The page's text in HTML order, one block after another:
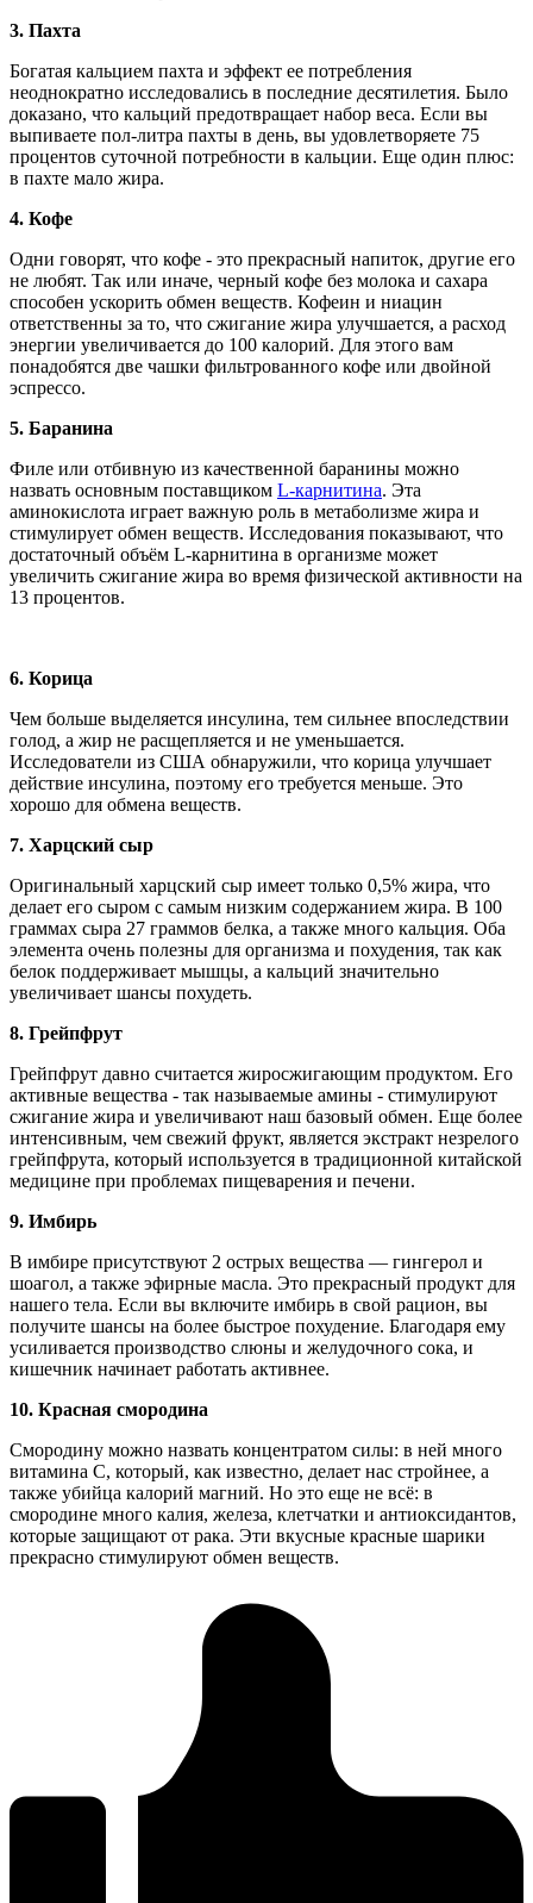
3. Пахта
Богатая кальцием пахта и эффект ее потребления
неоднократно исследовались в последние десятилетия. Было
доказано, что кальций предотвращает набор веса. Если вы
выпиваете пол-литра пахты в день, вы удовлетворяете 75
процентов суточной потребности в кальции. Еще один плюс:
в пахте мало жира.
4. Кофе
Одни говорят, что кофе - это прекрасный напиток, другие его
не любят. Так или иначе, черный кофе без молока и сахара
способен ускорить обмен веществ. Кофеин и ниацин
ответственны за то, что сжигание жира улучшается, а расход
энергии увеличивается до 100 калорий. Для этого вам
понадобятся две чашки фильтрованного кофе или двойной
эспрессо.
5. Баранина
Филе или отбивную из качественной баранины можно
назвать основным поставщиком L-карнитина. Эта
аминокислота играет важную роль в метаболизме жира и
стимулирует обмен веществ. Исследования показывают, что
достаточный объём L-карнитина в организме может
увеличить сжигание жира во время физической активности на
13 процентов.
6. Корица
Чем больше выделяется инсулина, тем сильнее впоследствии
голод, а жир не расщепляется и не уменьшается.
Исследователи из США обнаружили, что корица улучшает
действие инсулина, поэтому его требуется меньше. Это
хорошо для обмена веществ.
7. Харцский сыр
Оригинальный харцский сыр имеет только 0,5% жира, что
делает его сыром с самым низким содержанием жира. В 100
граммах сыра 27 граммов белка, а также много кальция. Оба
элемента очень полезны для организма и похудения, так как
белок поддерживает мышцы, а кальций значительно
увеличивает шансы похудеть.
8. Грейпфрут
Грейпфрут давно считается жиросжигающим продуктом. Его
активные вещества - так называемые амины - стимулируют
сжигание жира и увеличивают наш базовый обмен. Еще более
интенсивным, чем свежий фрукт, является экстракт незрелого
грейпфрута, который используется в традиционной китайской
медицине при проблемах пищеварения и печени.
9. Имбирь
В имбире присутствуют 2 острых вещества — гингерол и
шоагол, а также эфирные масла. Это прекрасный продукт для
нашего тела. Если вы включите имбирь в свой рацион, вы
получите шансы на более быстрое похудение. Благодаря ему
усиливается производство слюны и желудочного сока, и
кишечник начинает работать активнее.
10. Красная смородина
Смородину можно назвать концентратом силы: в ней много
витамина С, который, как известно, делает нас стройнее, а
также убийца калорий магний. Но это еще не всё: в
смородине много калия, железа, клетчатки и антиоксидантов,
которые защищают от рака. Эти вкусные красные шарики
прекрасно стимулируют обмен веществ.